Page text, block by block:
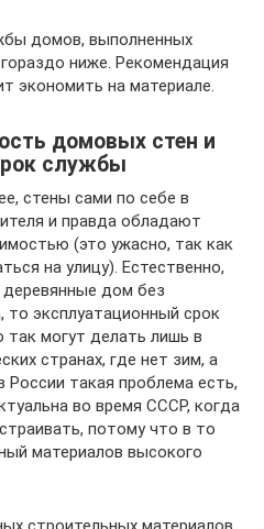
домов, выполненных
ниже. Рекомендация
экономить на материале.
домовых стен и
службы
стены сами по себе в
и правда обладают
(это ужасно, так как
на улицу). Естественно,
дом без
то эксплуатационный срок
так могут делать лишь в
странах, где нет зим, а
России такая проблема есть,
во время СССР, когда
потому что в то
материалов высокого